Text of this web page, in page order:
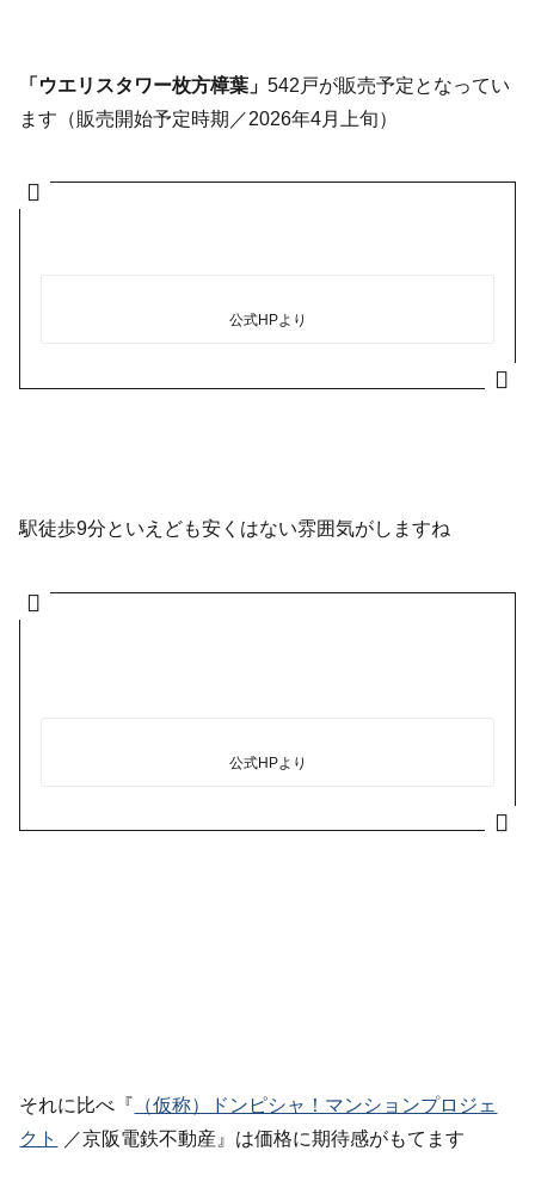
「ウエリスタワー枚方樟葉」542戸が販売予定となってい
ます（販売開始予定時期／2026年4月上旬）
公式HPより
駅徒歩9分といえども安くはない雰囲気がしますね
公式HPより
それに比べ『 （仮称）ドンピシャ！マンションプロジェ
クト
／京阪電鉄不動産』は価格に期待感がもてます